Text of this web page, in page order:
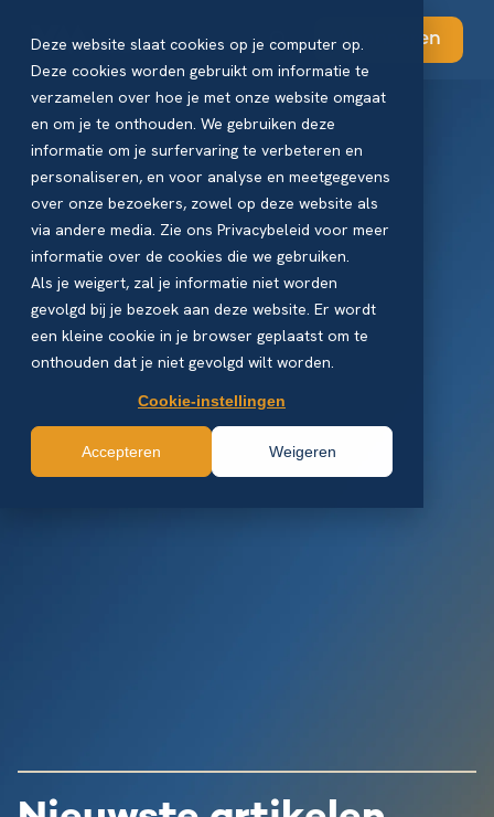
Deze website slaat cookies op je computer op.
Deze cookies worden gebruikt om informatie te
verzamelen over hoe je met onze website omgaat
en om je te onthouden. We gebruiken deze
informatie om je surfervaring te verbeteren en
personaliseren, en voor analyse en meetgegevens
over onze bezoekers, zowel op deze website als
via andere media. Zie ons Privacybeleid voor meer
informatie over de cookies die we gebruiken.
Als je weigert, zal je informatie niet worden
gevolgd bij je bezoek aan deze website. Er wordt
een kleine cookie in je browser geplaatst om te
onthouden dat je niet gevolgd wilt worden.
Cookie-instellingen
Accepteren Weigeren
Abonneren